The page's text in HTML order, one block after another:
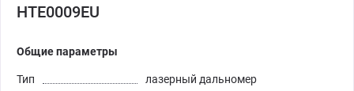
HTE0009EU
Общие параметры
Тип
лазерный дальномер